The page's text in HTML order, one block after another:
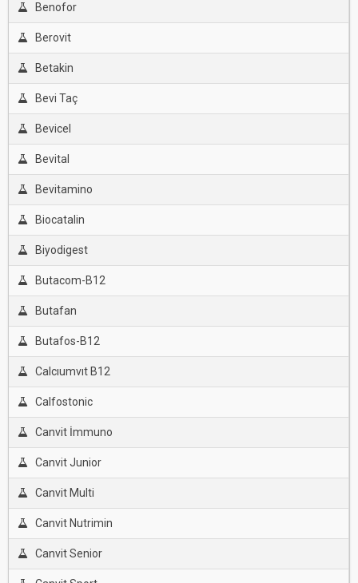
Benofor
Berovit
Betakin
Bevi Taç
Bevicel
Bevital
Bevitamino
Biocatalin
Biyodigest
Butacom-B12
Butafan
Butafos-B12
Calcıumvıt B12
Calfostonic
Canvit İmmuno
Canvit Junior
Canvit Multi
Canvit Nutrimin
Canvit Senior